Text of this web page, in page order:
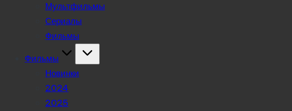
Мультфильмы
Сериалы
Фильмы
Фильмы
Новинки
2024
2025